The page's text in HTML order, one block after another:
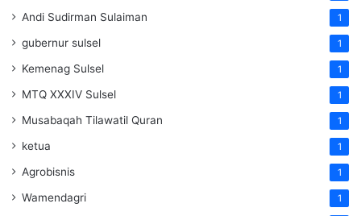
Andi Sudirman Sulaiman 1
gubernur sulsel 1
Kemenag Sulsel 1
MTQ XXXIV Sulsel 1
Musabaqah Tilawatil Quran 1
ketua 1
Agrobisnis 1
Wamendagri 1